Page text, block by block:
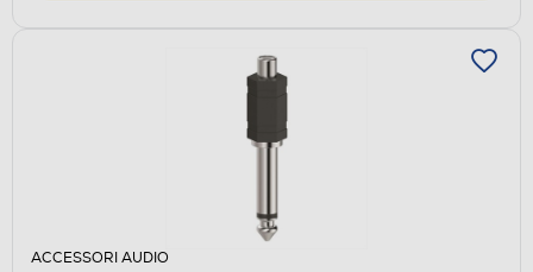
ACCESSORI AUDIO